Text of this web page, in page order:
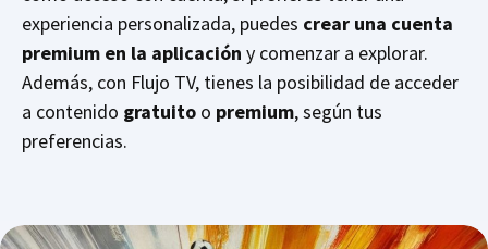
experiencia personalizada, puedes crear una cuenta
premium en la aplicación y comenzar a explorar.
Además, con Flujo TV, tienes la posibilidad de acceder
a contenido gratuito o premium, según tus
preferencias.